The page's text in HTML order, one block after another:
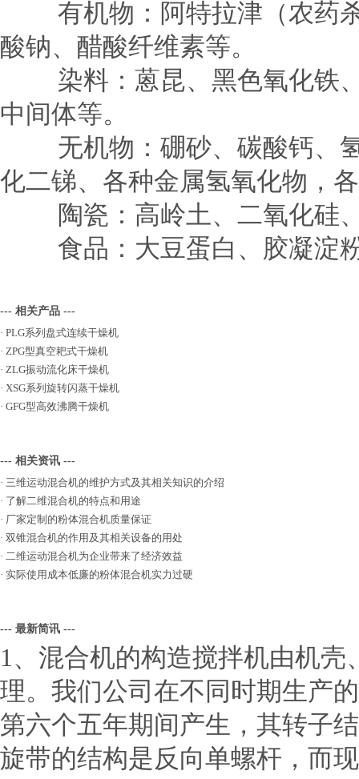
有机物：阿特拉津（农药杀
酸钠、醋酸纤维素等。
染料：蒽昆、黑色氧化铁、
中间体等。
无机物：硼砂、碳酸钙、氢
化二锑、各种金属氢氧化物，
陶瓷：高岭土、二氧化硅
食品：大豆蛋白、胶凝淀粉
--- 相关产品 ---
· PLG系列盘式连续干燥机
· ZPG型真空耙式干燥机
· ZLG振动流化床干燥机
· XSG系列旋转闪蒸干燥机
· GFG型高效沸腾干燥机
--- 相关资讯 ---
· 三维运动混合机的维护方式及其相关知识的介绍
· 了解二维混合机的特点和用途
· 厂家定制的粉体混合机质量保证
· 双锥混合机的作用及其相关设备的用处
· 二维运动混合机为企业带来了经济效益
· 实际使用成本低廉的粉体混合机实力过硬
--- 最新简讯 ---
1、混合机的构造搅拌机由机
理。我们公司在不同时期生产
第六个五年期间产生，其转子
旋带的结构是反向单螺杆，而